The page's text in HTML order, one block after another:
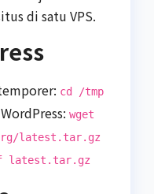
di satu VPS.
cd /tmp
wget
latest.tar.gz
latest.tar.gz